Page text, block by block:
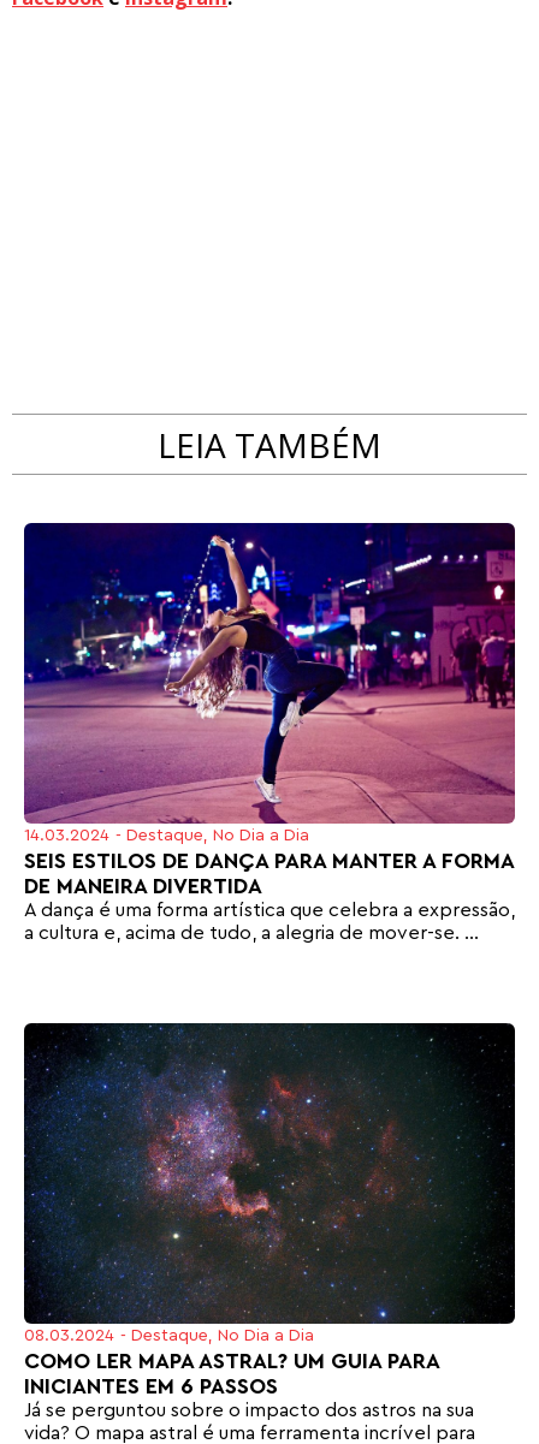
LEIA TAMBÉM
14.03.2024 - Destaque, No Dia a Dia
SEIS ESTILOS DE DANÇA PARA MANTER A FORMA
DE MANEIRA DIVERTIDA
A dança é uma forma artística que celebra a expressão,
a cultura e, acima de tudo, a alegria de mover-se. ...
08.03.2024 - Destaque No Dia a Dia
COMO LER MAPA ASTRAL? UM GUIA PARA
INICIANTES EM 6 PASSOS
Já se perguntou sobre o impacto dos astros na sua
vida? O mapa astral é uma ferramenta incrível para